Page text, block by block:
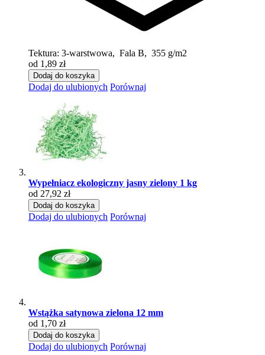
Tektura: 3-warstwowa, Fala B, 355 g/m2
od 1,89 zł
Dodaj do koszyka
Dodaj do ulubionych Porównaj
Wypełniacz ekologiczny jasny zielony 1 kg
od 27,92 zł
Dodaj do koszyka
Dodaj do ulubionych Porównaj
Wstążka satynowa zielona 12 mm
od 1,70 zł
Dodaj do koszyka
Dodaj do ulubionych Porównaj